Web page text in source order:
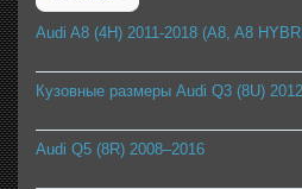
Audi A8 (4H) 2011-2018 (A8, A8
Кузовные размеры Audi Q3 (8U)
Audi Q5 (8R) 2008–2016